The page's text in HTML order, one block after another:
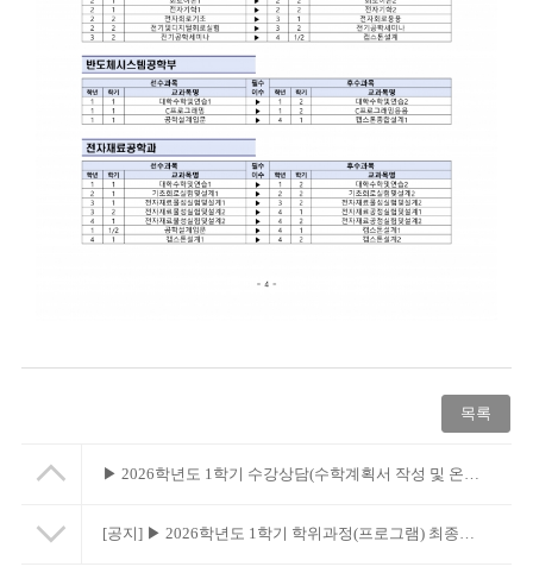
목록
▶ 2026학년도 1학기 수강상담(수학계획서 작성 및 온라인 수강상담) 시행 안내
[공지] ▶ 2026학년도 1학기 학위과정(프로그램) 최종변경 시행 안내